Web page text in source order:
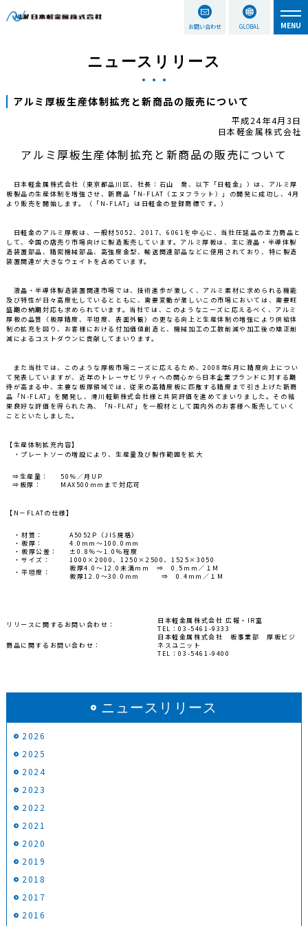
お問い合わせ GLOBAL
ニュースリリース
アルミ厚板生産体制拡充と新商品の販売について
平成24年4月3日
日本軽金属株式会社
アルミ厚板生産体制拡充と新商品の販売について
日本軽金属株式会社（東京都品川区、社長：石山 喬、以下「日軽金」）は、アルミ厚
板製品の生産体制を増強させ、新商品「N-FLAT（エヌフラット）」の開発に成功し、4月
より販売を開始します。（「N-FLAT」は日軽金の登録商標です。）
日軽金のアルミ厚板は、一般材5052、2017、6061を中心に、当社圧延品の主力商品と
して、全国の店売り市場向けに製造販売しています。アルミ厚板は、主に液晶・半導体製
造装置部品、精密機械部品、高強度金型、輸送関連部品などに使用されており、特に製造
装置関連が大きなウェイトを占めています。
液晶・半導体製造装置関連市場では、技術進歩が激しく、アルミ素材に求められる機能
及び特性が日々高度化しているとともに、需要変動が激しいこの市場においては、需要旺
盛期の納期対応も求められています。当社では、このようなニーズに応えるべく、アルミ
厚板の品質（板厚精度、平坦度、表面外観）の更なる向上と生産体制の増強により供給体
制の拡充を図り、お客様における付加価値創造と、機械加工の工数削減や加工後の矯正削
減によるコストダウンに貢献してまいります。
また当社では、このような厚板市場ニーズに応えるため、2008年6月に精度向上につい
て発表していますが、近年のトレーサビリティへの関心から日本企業ブランドに対する期
待が高まる中、主要な板厚領域では、従来の高精度板に匹敵する精度まで引き上げた新商
品「N-FLAT」を開発し、滑川軽銅株式会社様と共同評価を進めてまいりました。その結
果良好な評価を得られた為、「N-FLAT」を一般材として国内外のお客様へ販売していく
ことといたしました。
【生産体制拡充内容】
・プレートソーの増設により、生産量及び製作範囲を拡大
⇒生産量：
50％／月UP
⇒板厚：
MAX500ｍｍまで対応可
【N－FLATの仕様】
・ 材質：
A5052P（JIS規格）
・ 板厚：
4.0mm～100.0mm
・ 板厚公差：
±0.8％～1.0％程度
・ サイズ：
1000×2000、1250×2500、1525×3050
・ 平坦度：
板厚4.0～12.0未満mm ⇒ 0.5mm／１M
板厚12.0～30.0mm ⇒ 0.4mm／１M
リリースに関するお問い合わせ：
日本軽金属株式会社 広報・IR室
TEL：03-5461-9333
商品に関するお問い合わせ：
日本軽金属株式会社 板事業部 厚板ビジ
ネスユニット
TEL：03-5461-9400
ニュースリリース
2026
2025
2024
2023
2022
2021
2020
2019
2018
2017
2016